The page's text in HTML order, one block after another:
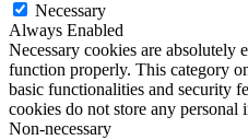
Necessary
Always Enabled
Necessary cookies are absolutely
function properly. This category
basic functionalities and security
cookies do not store any personal
Non-necessary